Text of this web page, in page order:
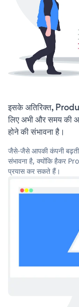
इसके अतिरिक्त,
लिए अभी और समय की
होने की संभावना है।
जैसे-जैसे आपकी कंपनी बढ़ती
संभावना है, क्योंकि हैकर
प्रयास कर सकते हैं।